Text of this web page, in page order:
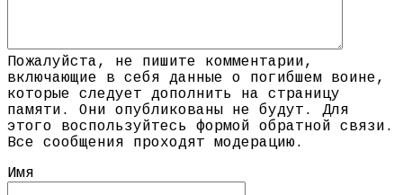
Пожалуйста, не пишите комментарии,
включающие в себя данные о погибшем воине,
которые следует дополнить на страницу
памяти. Они опубликованы не будут. Для
этого воспользуйтесь формой обратной связи.
Все сообщения проходят модерацию.
Имя